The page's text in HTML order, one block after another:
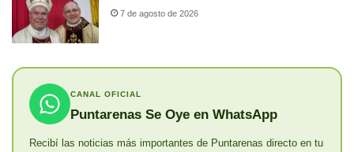
7 de agosto de 2026
CANAL OFICIAL
Puntarenas Se Oye en WhatsApp
Recibí las noticias más importantes de Puntarenas directo en tu